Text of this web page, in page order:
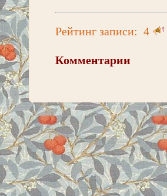
Рейтинг записи: 4
Комментарии